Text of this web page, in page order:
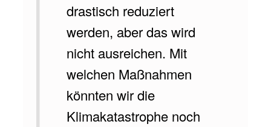
drastisch reduziert
werden, aber das wird
nicht ausreichen. Mit
welchen Maßnahmen
könnten wir die
Klimakatastrophe noch